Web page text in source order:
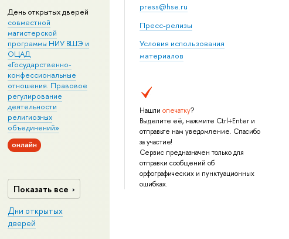
press@hse.ru
Пресс-релизы
Условия использования
материалов
Нашли опечатку?
Выделите её, нажмите Ctrl+Enter и
отправьте нам уведомление. Спасибо
за участие!
Сервис предназначен только для
отправки сообщений об
орфографических и пунктуационных
ошибках.
День открытых дверей
совместной
магистерской
программы НИУ ВШЭ и
ОЦАД
«Государственно-
конфессиональные
отношения. Правовое
регулирование
деятельности
религиозных
объединений»
онлайн
Показать все
Дни открытых
дверей